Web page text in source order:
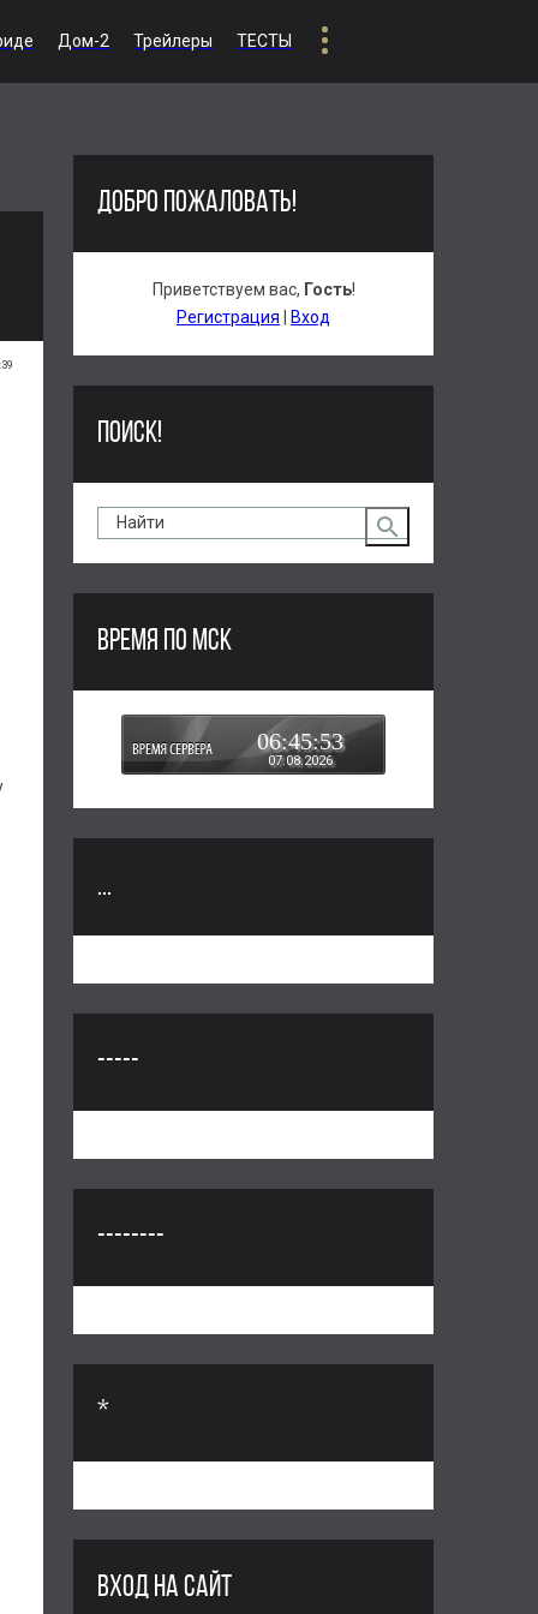
Дом-2 Трейлеры ТЕСТЫ
ДОБРО ПОЖАЛОВАТЬ!
Приветствуем вас, Гость!
Регистрация
Вход
ПОИСК!
ВРЕМЯ ПО МСК
06:45:54
07.08.2026
...
-----
--------
*
ВХОД НА САЙТ